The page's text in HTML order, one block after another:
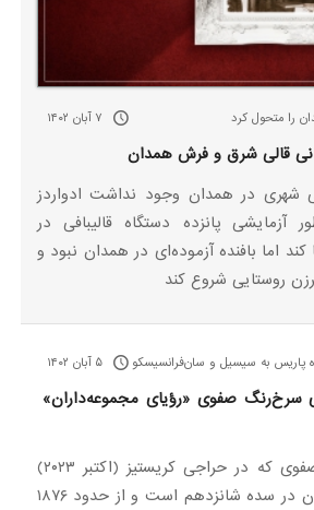
را متحول کرد ۷ آبان ۱۴۰۲
قالی شرق و فرش همدان
شهری در همدان وجود نداشت ادواردز
پانزده دستگاه قالیبافی در
کند اما بافنده آزموده‌ای در همدان نبود و
روستایی شروع کند
پاریس به سیسیل و سان‌فرانسیسکو ۵ آبان ۱۴۰۲
سرخ‌‌رنگ صفوی «رؤیای مجموعه‌داران»
این قالی سرخ‌رنگ صفوی که در حراجی کریستیز (اکتبر ۲۰۲۳)
عرضه شده، بافت ایران در سده شانزدهم است و از حدود ۱۸۷۶